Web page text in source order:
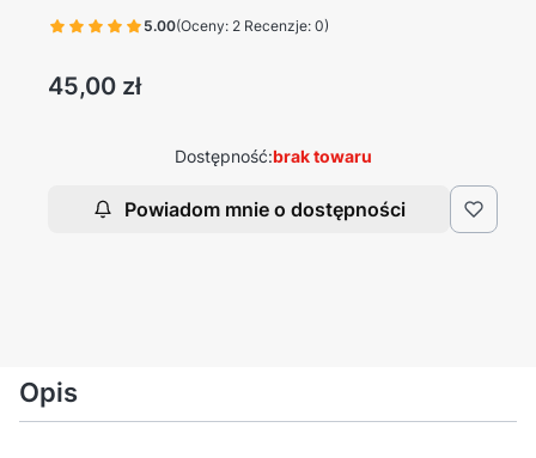
5.00(Oceny: 2 Recenzje: 0)
Cena
45,00 zł
Dostępność:brak towaru
Powiadom mnie o dostępności
Opis